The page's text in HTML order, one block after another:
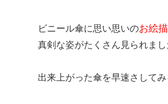
ビニール傘に思い思いのお絵
真剣な姿がたくさん見られまし
出来上がった傘を早速さしてみ